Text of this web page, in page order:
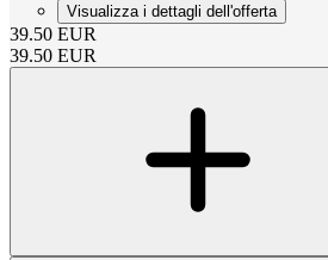
Visualizza i dettagli dell'offerta
39.50 EUR
39.50 EUR